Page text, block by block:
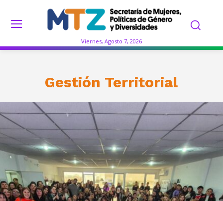
Viernes, Agosto 7, 2026
Gestión Territorial